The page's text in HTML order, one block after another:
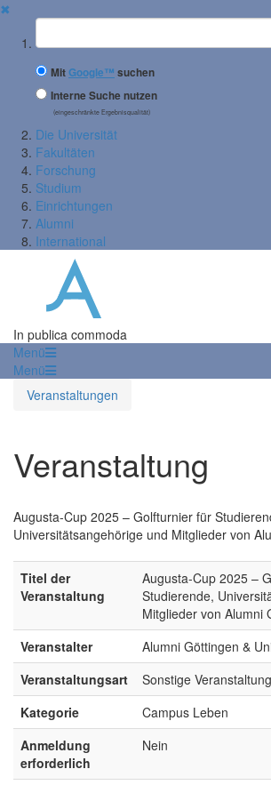
✖
Suchbegriff
MitGoogle™ suchen
Interne Suche nutzen
(eingeschränkte Ergebnisqualität)
Die Universität
Fakultäten
Forschung
Studium
Einrichtungen
Alumni
International
In publica commoda
Menü
Menü
Veranstaltungen
Veranstaltung
Augusta-Cup 2025 – Golfturnier für
Universitätsangehörige und Mitglieder von
Titel der
Veranstaltung
Augusta-Cup 2025 –
Studierende,
Mitglieder von Alumni
Veranstalter
Alumni Göttingen &
Veranstaltungsart
Sonstige
Kategorie
Campus Leben
Anmeldung
erforderlich
Nein